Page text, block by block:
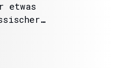
etwas